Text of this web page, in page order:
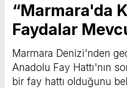
“Marmara'da
Faydalar
Marmara Denizi'nden
Anadolu Fay Hattı'nın
bir fay hattı olduğunu